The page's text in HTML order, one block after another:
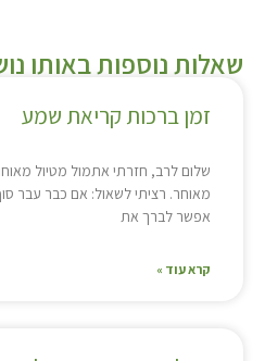
שאלות נוספות באותו
זמן ברכות קריאת שמע
שלום לרב, חזרתי אתמול מטיול
מאוחר. רציתי לשאול: אם כבר עבר
אפשר לברך את
קרא עוד »